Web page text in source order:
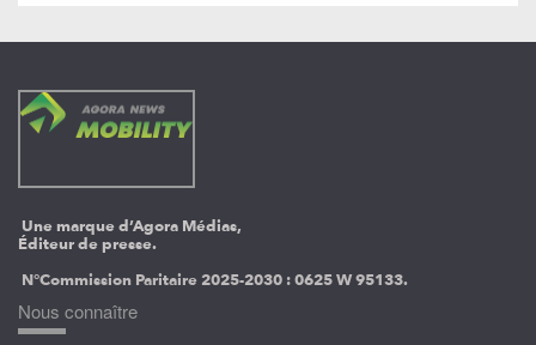
Une marque d’Agora Médias,
Éditeur de presse.
N°Commission Paritaire 2025-2030 :0625 W 95133.
Nous connaître